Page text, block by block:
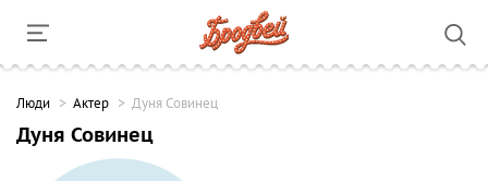
Люди Актер Дуня Совинец
Дуня Совинец